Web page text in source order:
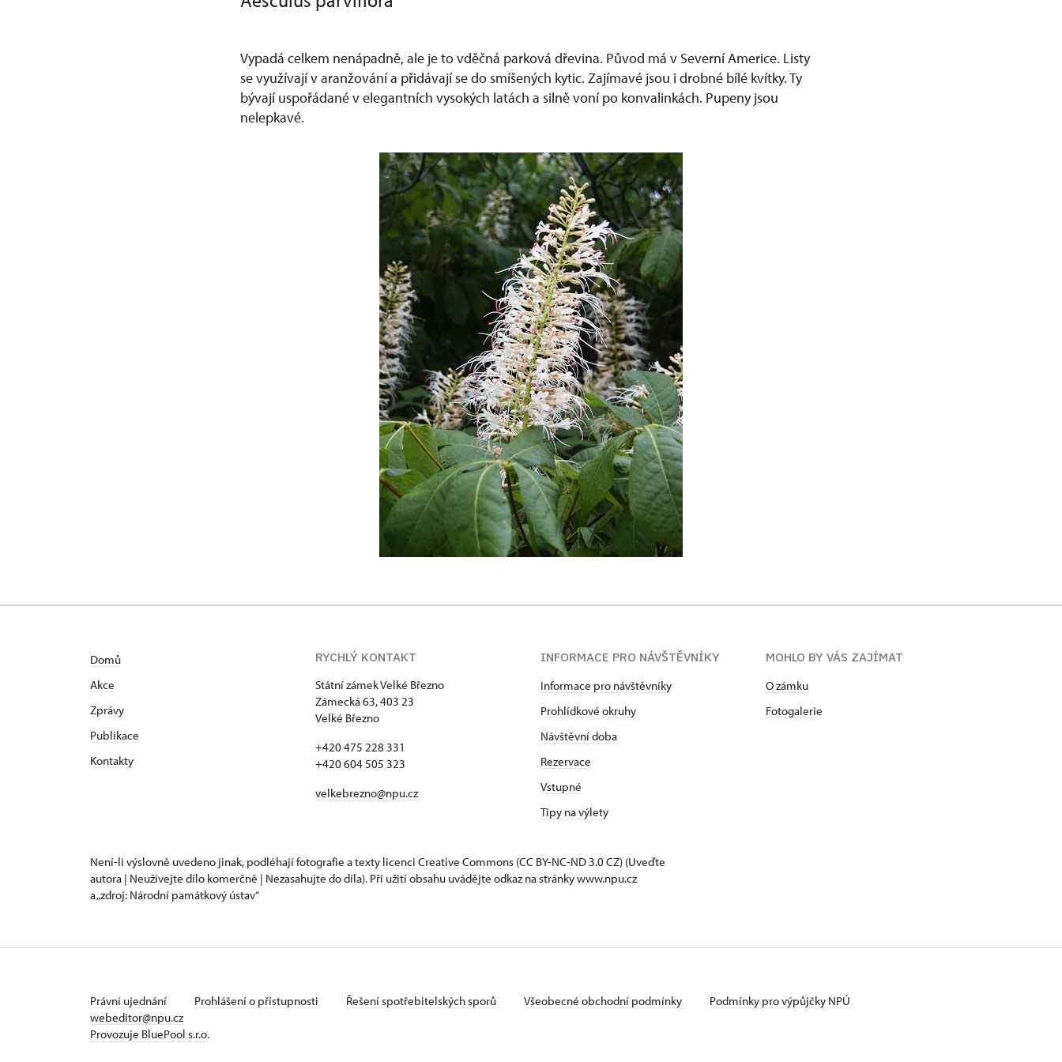
Vypadá celkem nenápadně, ale je to vděčná parková dřevina. Původ má v Severní Americe. Listy
se využívají v aranžování a přidávají se do smíšených kytic. Zajímavé jsou i drobné bílé kvítky. Ty
bývají uspořádané v elegantních vysokých latách a silně voní po konvalinkách. Pupeny jsou
nelepkavé.
Domů
Akce
Zprávy
Publikace
Kontakty
RYCHLÝ KONTAKT
Státní zámek Velké Březno
Zámecká 63, 403 23
Velké Březno
+420 475 228 331
+420 604 505 323
velkebrezno@npu.cz
INFORMACE PRO NÁVŠTĚVNÍKY
Informace pro návštěvníky
Prohlídkové okruhy
Návštěvní doba
Rezervace
Vstupné
Tipy na výlety
MOHLO BY VÁS ZAJÍMAT
O zámku
Fotogalerie
Není-li výslovně uvedeno jinak, podléhají fotografie a texty licenci Creative Commons (CC BY-NC-ND 3.0 CZ) (Uveďte
autora | Neužívejte dílo komerčně | Nezasahujte do díla). Při užití obsahu uvádějte odkaz na stránky www.npu.cz
a „zdroj: Národní památkový ústav“
Právní ujednání Prohlášení o přístupnosti Řešení spotřebitelských sporů Všeobecné obchodní podmínky
Podmínky pro výpůjčky NPÚ
webeditor@npu.cz
Provozuje BluePool s.r.o.